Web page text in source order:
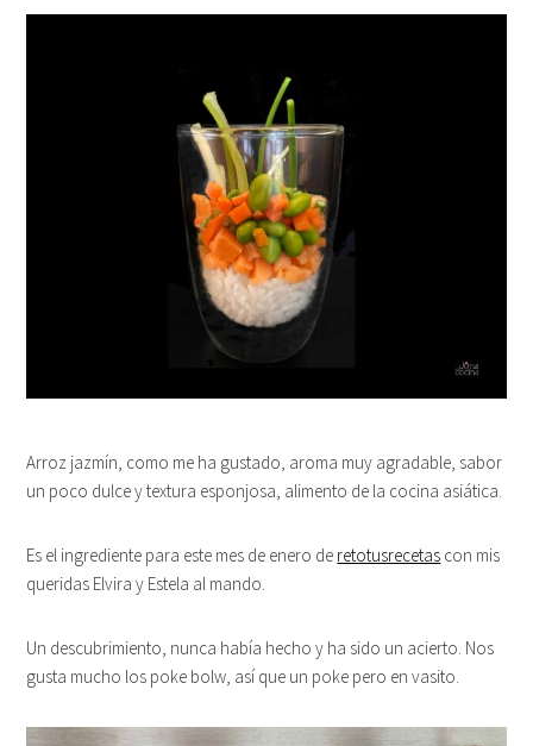
Arroz jazmín, como me ha gustado, aroma muy agradable, sabor
un poco dulce y textura esponjosa, alimento de la cocina asiática.
Es el ingrediente para este mes de enero de retotusrecetas con mis
queridas Elvira y Estela al mando.
Un descubrimiento, nunca había hecho y ha sido un acierto. Nos
gusta mucho los poke bolw, así que un poke pero en vasito.